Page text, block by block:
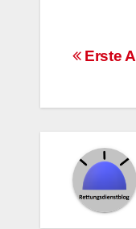
Erste